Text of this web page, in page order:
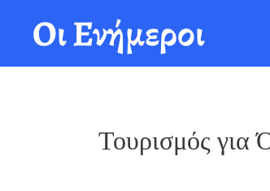
Οι Ενήμεροι
Τουρισμός για